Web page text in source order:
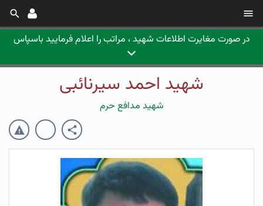
در صورت مغایرت اطلاعات شهید ، مراتب را اعلام فرمایید باسپاس
شهید احمد سیرنائبی
شهید مدافع حرم